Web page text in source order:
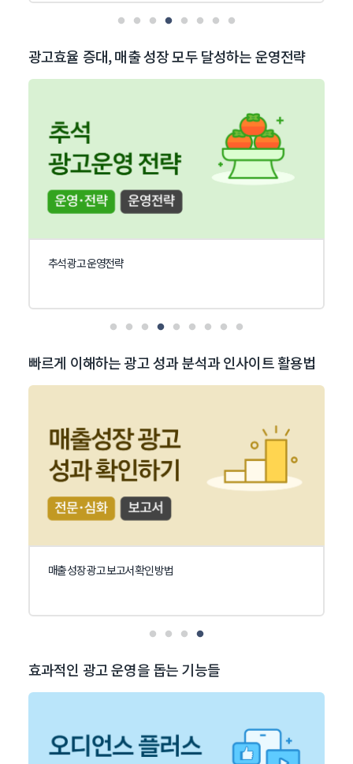
광고효율 증대, 매출 성장 모두 달성하는 운영전략
추석 광고 운영전략
빠르게 이해하는 광고 성과 분석과 인사이트 활용법
매출 성장 광고 보고서 확인 방법
효과적인 광고 운영을 돕는 기능들